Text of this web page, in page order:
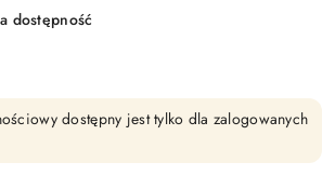
dostępność
dostępny jest tylko dla zalogowanych